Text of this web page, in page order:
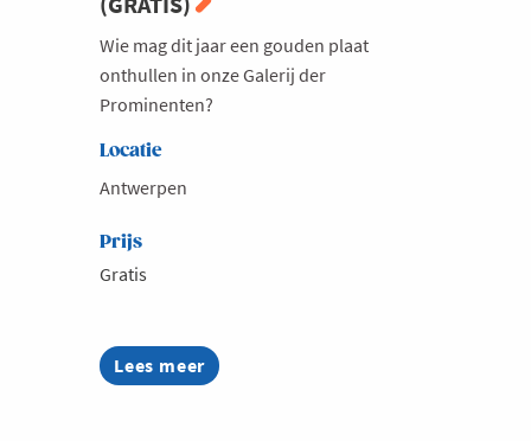
Wie mag dit jaar een gouden plaat
onthullen in onze Galerij der
Prominenten?
Locatie
Antwerpen
Prijs
Gratis
Lees meer
about
Galerij